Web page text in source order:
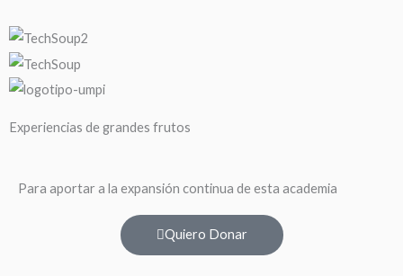
Experiencias de grandes frutos
Para aportar a la expansión continua de esta academia
Quiero Donar